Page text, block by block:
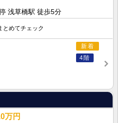
浅草橋駅 徒歩5分
とめてチェック
新着
4階
万円